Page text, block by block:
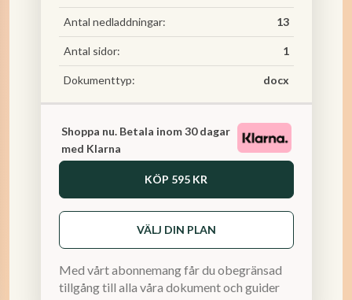
Antal nedladdningar: 13
Antal sidor: 1
Dokumenttyp: docx
Shoppa nu. Betala inom 30 dagar
med Klarna
KÖP 595 KR
VÄLJ DIN PLAN
Med vårt abonnemang får du obegränsad
tillgång till alla våra dokument och guider